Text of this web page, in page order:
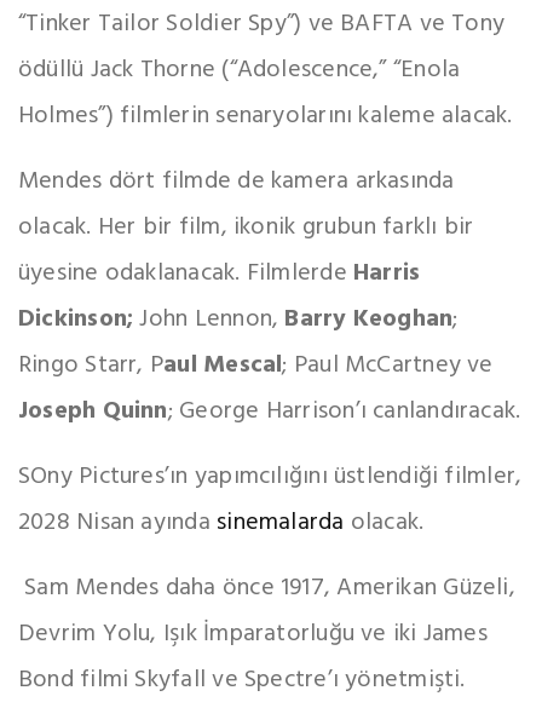
“Tinker Tailor Soldier Spy”) ve BAFTA ve Tony
ödüllü Jack Thorne (“Adolescence,” “Enola
Holmes”) filmlerin senaryolarını kaleme alacak.
Mendes dört filmde de kamera arkasında
olacak. Her bir film, ikonik grubun farklı bir
üyesine odaklanacak. Filmlerde Harris
Dickinson;John Lennon, Barry Keoghan;
Ringo Starr, Paul Mescal; Paul McCartney ve
Joseph Quinn; George Harrison’ı canlandıracak.
SOny Pictures’ın yapımcılığını üstlendiği filmler,
2028 Nisan ayında sinemalarda olacak.
Sam Mendes daha önce 1917, Amerikan Güzeli,
Devrim Yolu, Işık İmparatorluğu ve iki James
Bond filmi Skyfall ve Spectre’ı yönetmişti.